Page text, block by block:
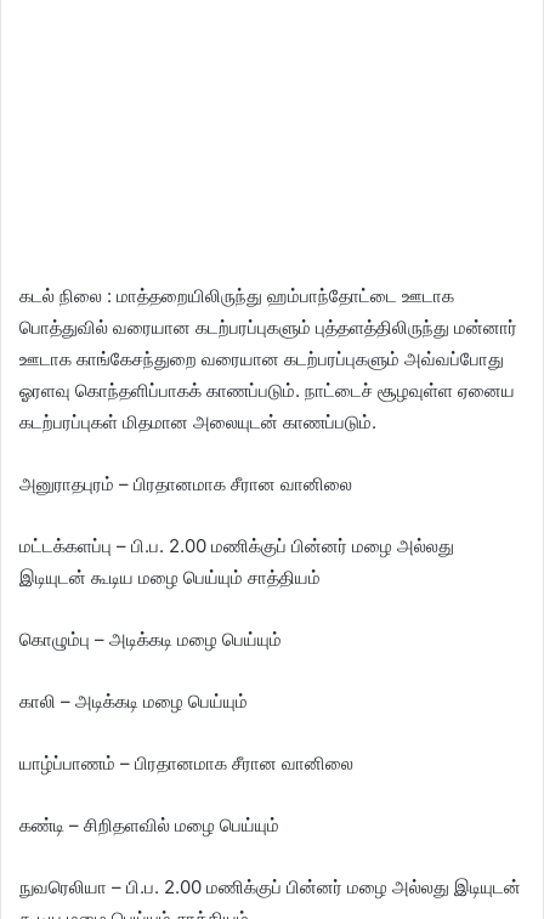
கடல் நிலை : மாத்தறையிலிருந்து ஹம்பாந்தோட்டை ஊடாக
பொத்துவில் வரையான கடற்பரப்புகளும் புத்தளத்திலிருந்து மன்னார்
ஊடாக காங்கேசந்துறை வரையான கடற்பரப்புகளும் அவ்வப்போது
ஓரளவு கொந்தளிப்பாகக் காணப்படும். நாட்டைச் சூழவுள்ள ஏனைய
கடற்பரப்புகள் மிதமான அலையுடன் காணப்படும்.
அனுராதபுரம் – பிரதானமாக சீரான வானிலை
மட்டக்களப்பு – பி.ப. 2.00 மணிக்குப் பின்னர் மழை அல்லது
இடியுடன் கூடிய மழை பெய்யும் சாத்தியம்
கொழும்பு – அடிக்கடி மழை பெய்யும்
காலி – அடிக்கடி மழை பெய்யும்
யாழ்ப்பாணம் – பிரதானமாக சீரான வானிலை
கண்டி – சிறிதளவில் மழை பெய்யும்
நுவரெலியா – பி.ப. 2.00 மணிக்குப் பின்னர் மழை அல்லது இடியுடன்